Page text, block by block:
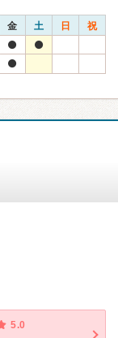
金 土 日 祝
5.0